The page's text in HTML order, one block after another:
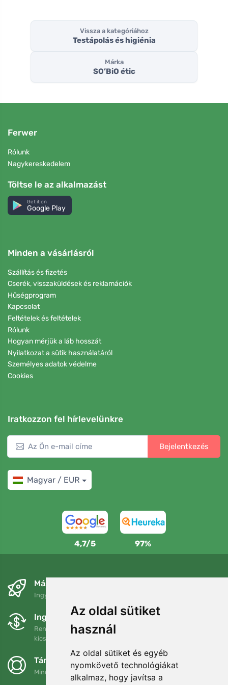
Az oldal sütiket
használ
Az oldal sütiket és egyéb
nyomkövető technológiákat
alkalmaz, hogy javítsa a
Vissza a kategóriához
Testápolás és higiénia
Márka
SO’BiO étic
Ferwer
Rólunk
Nagykereskedelem
Töltse le az alkalmazást
Get it on
Google Play
Minden a vásárlásról
Szállítás és fizetés
Cserék, visszaküldések és reklamációk
Hűségprogram
Kapcsolat
Feltételek és feltételek
Rólunk
Hogyan mérjük a láb hosszát
Nyilatkozat a sütik használatáról
Személyes adatok védelme
Cookies
Iratkozzon fel hírlevelünkre
Bejelentkezés
Magyar / EUR
4,7/5 97%
Másnapra és ingyenesen
Ingyenes szállítás a következő összeg felett: 80 EUR
Ingyenes csere és visszaküldés
Rendelését 90 napon belül bármikor visszaküldheti vagy
kicserélheti.
Támogatjuk a Trees.org-ot
Minden megrendelésért ültetünk egy fát! Bővebben